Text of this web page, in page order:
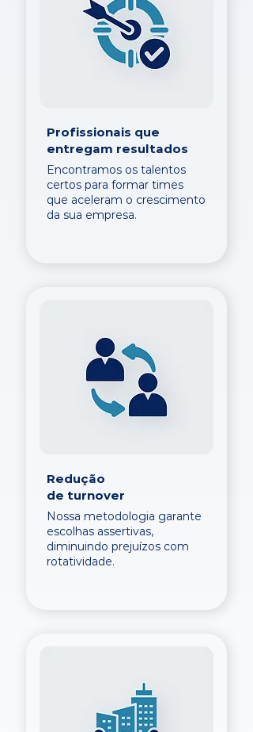
Profissionais que
entregam resultados
Encontramos os talentos
certos para formar times
que aceleram o crescimento
da sua empresa.
Redução
de turnover
Nossa metodologia garante
escolhas assertivas,
diminuindo prejuízos com
rotatividade.